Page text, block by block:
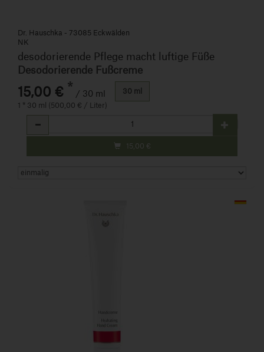
Dr. Hauschka - 73085 Eckwälden
NK
desodorierende Pflege macht luftige Füße
Desodorierende Fußcreme
15,00 € * / 30 ml
1 * 30 ml (500,00 € / Liter)
30 ml
Anzahl
15,00 €